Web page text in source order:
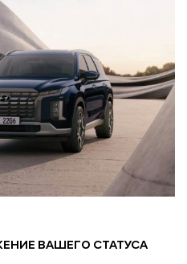
ВАШЕГО СТАТУСА